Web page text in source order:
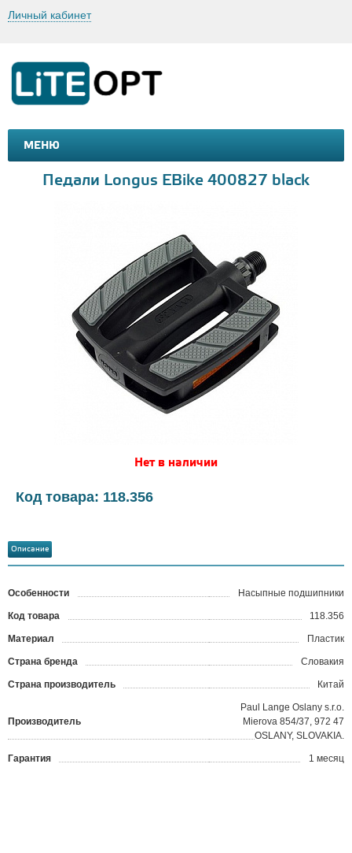
Личный кабинет
МЕНЮ
МАШИНКИ И МОТОЦИКЛЫ
Педали Longus EBike 400827 black
Нет в наличии
Код товара: 118.356
Описание
Особенности Насыпные подшипники
Код товара 118.356
Материал Пластик
Страна бренда Словакия
Страна производитель Китай
Производитель
Paul Lange Oslany s.r.o.
Mierova 854/37, 972 47
OSLANY, SLOVAKIA.
Гарантия 1 месяц